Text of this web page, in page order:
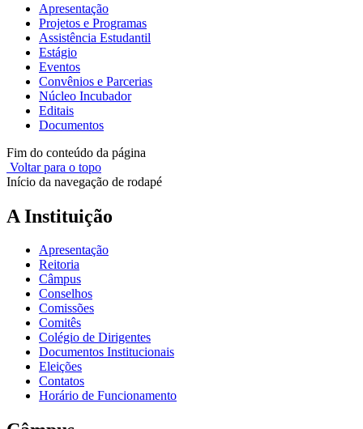
Apresentação
Projetos e Programas
Assistência Estudantil
Estágio
Eventos
Convênios e Parcerias
Núcleo Incubador
Editais
Documentos
Fim do conteúdo da página
Voltar para o topo
Início da navegação de rodapé
A Instituição
Apresentação
Reitoria
Câmpus
Conselhos
Comissões
Comitês
Colégio de Dirigentes
Documentos Institucionais
Eleições
Contatos
Horário de Funcionamento